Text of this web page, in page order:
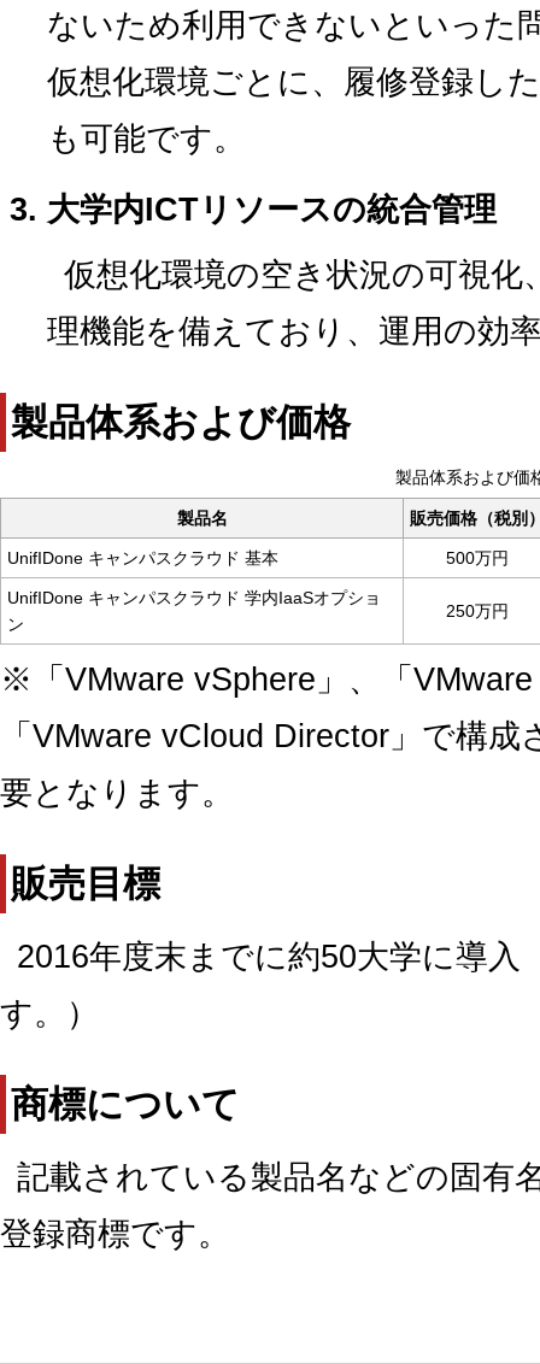
ないため利用できないといった
仮想化環境ごとに、履修登録し
も可能です。
大学内ICTリソースの統合管理
仮想化環境の空き状況の可視化
理機能を備えており、運用の効
製品体系および価格
製品体系および価
製品名 販売価格（税別
UnifIDone キャンパスクラウド 基本 500万円
UnifIDone キャンパスクラウド 学内IaaSオプショ
ン
250万円
※「VMware vSphere」、「
「VMware vCloud Director」で構
要となります。
販売目標
2016年度末までに約50大学に導入
す。）
商標について
記載されている製品名などの固有
登録商標です。